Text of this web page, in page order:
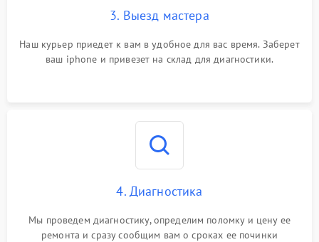
3. Выезд мастера
Наш курьер приедет к вам в удобное для вас время. Заберет
ваш iphone и привезет на склад для диагностики.
4. Диагностика
Мы проведем диагностику, определим поломку и цену ее
ремонта и сразу сообщим вам о сроках ее починки